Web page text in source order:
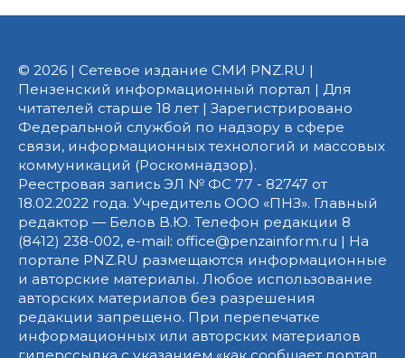
© 2026 | Сетевое издание СМИ PNZ.RU |
Пензенский информационный портал | Для
читателей старше 18 лет | Зарегистрировано
Федеральной службой по надзору в сфере
связи, информационных технологий и массовых
коммуникаций (Роскомнадзор).
Реестровая запись ЭЛ № ФС 77 - 82747 от
18.02.2022 года. Учредитель ООО «ПНЗ». Главный
редактор — Белов В.Ю. Телефон редакции 8
(8412) 238-002, e-mail: office@penzainform.ru | На
портале PNZ.RU размещаются информационные
и авторские материалы. Любое использование
авторских материалов без разрешения
редакции запрещено. При перепечатке
информационных или авторских материалов